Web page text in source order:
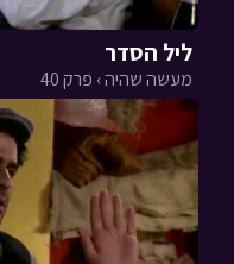
ליל הסדר
מעשה שהיה › פרק 40